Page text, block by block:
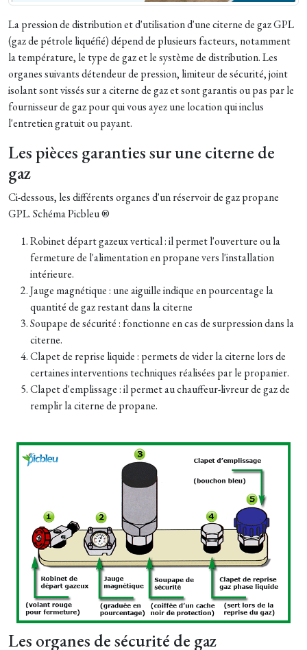
La pression de distribution et d'utilisation d'une citerne de gaz GPL
(gaz de pétrole liquéfié) dépend de plusieurs facteurs, notamment
la température, le type de gaz et le système de distribution. Les
organes suivants détendeur de pression, limiteur de sécurité, joint
isolant sont vissés sur a citerne de gaz et sont garantis ou pas par le
fournisseur de gaz pour qui vous ayez une location qui inclus
l'entretien gratuit ou payant.
Les pièces garanties sur une citerne de
gaz
Ci-dessous, les différents organes d'un réservoir de gaz propane
GPL. Schéma Picbleu ®
Robinet départ gazeux vertical : il permet l'ouverture ou la
fermeture de l'alimentation en propane vers l'installation
intérieure.
Jauge magnétique : une aiguille indique en pourcentage la
quantité de gaz restant dans la citerne
Soupape de sécurité : fonctionne en cas de surpression dans la
citerne.
Clapet de reprise liquide : permets de vider la citerne lors de
certaines interventions techniques réalisées par le propanier.
Clapet d'emplissage : il permet au chauffeur-livreur de gaz de
remplir la citerne de propane.
Les organes de sécurité de gaz